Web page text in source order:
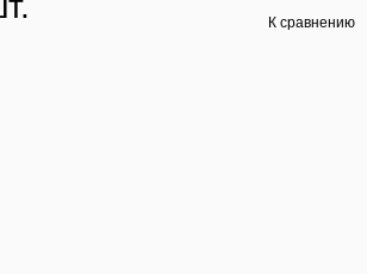
К сравнению